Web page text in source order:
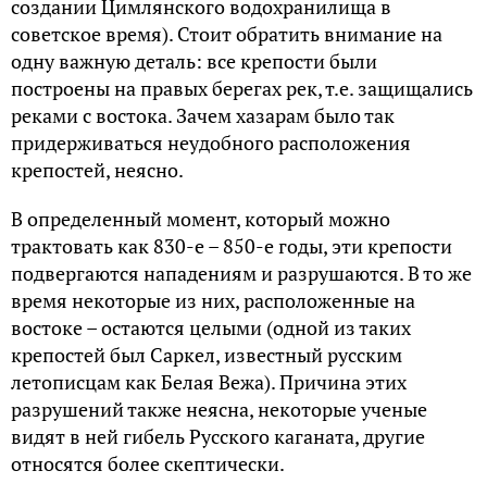
создании Цимлянского водохранилища в
советское время). Стоит обратить внимание на
одну важную деталь: все крепости были
построены на правых берегах рек, т.е. защищались
реками с востока. Зачем хазарам было так
придерживаться неудобного расположения
крепостей, неясно.
В определенный момент, который можно
трактовать как 830-е – 850-е годы, эти крепости
подвергаются нападениям и разрушаются. В то же
время некоторые из них, расположенные на
востоке – остаются целыми (одной из таких
крепостей был Саркел, известный русским
летописцам как Белая Вежа). Причина этих
разрушений также неясна, некоторые ученые
видят в ней гибель Русского каганата, другие
относятся более скептически.